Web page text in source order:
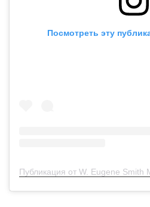
Посмотреть эту